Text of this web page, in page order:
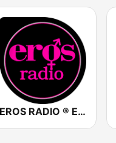
EROS RADIO ® Europe